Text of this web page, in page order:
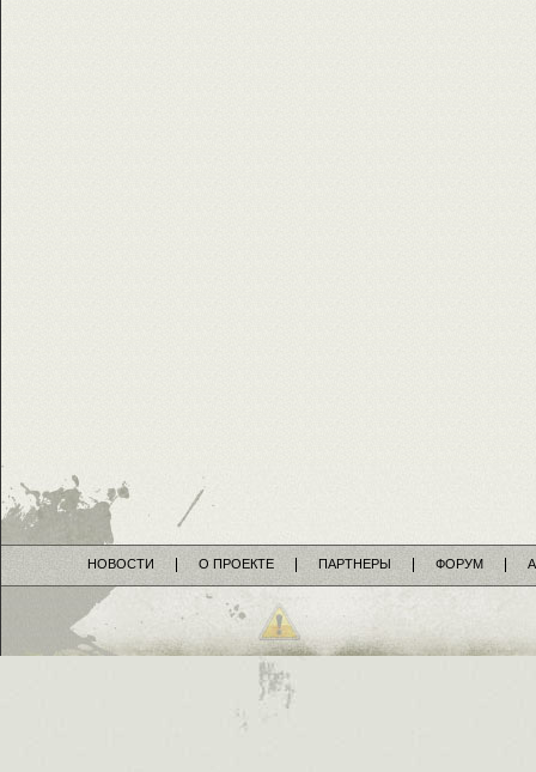
НОВОСТИ О ПРОЕКТЕ ПАРТНЕРЫ ФОРУМ